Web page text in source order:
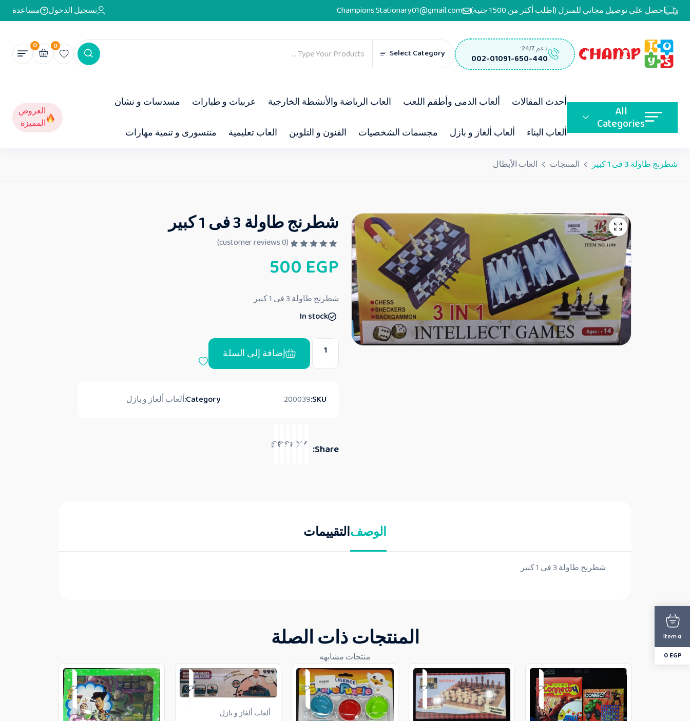
احصل على توصيل مجاني للمنزل (اطلب أكثر من 1500 جنية) Champions.Stationary01@gmail.com تسجيل الدخول مساعدة
دعم 24/7:
002-01091-650-440
Select Category
0
0
All
Categories
أحدث المقالات ألعاب الدمى وأطقم اللعب العاب الرياضة والأنشطة الخارجية عربيات و طيارات مسدسات و نشان
ألعاب البناء ألعاب ألغاز و بازل مجسمات الشخصيات الفنون و التلوين العاب تعليمية منتسورى و تنمية مهارات
العروض
المميزة
شطرنج طاولة 3 فى 1 كبير المنتجات العاب الأبطال
شطرنج طاولة 3 فى 1 كبير
م
ا
ي
م
ن
(
0
500 EGP
شطرنج طاولة 3 فى 1 كبير
In stock
إضافة إلى السلة
SKU:
200039
Category:ألعاب ألغاز و بازل
Share:
الوصفالتقييمات
شطرنج طاولة 3 فى 1 كبير
المنتجات ذات الصلة
منتجات مشابهه
ألعاب ألغاز و بازل
0
Item
0EGP